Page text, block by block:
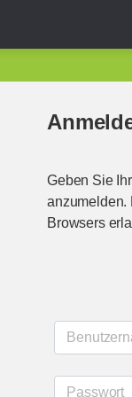
Geben Sie
anzumelden.
Browsers
Passwort